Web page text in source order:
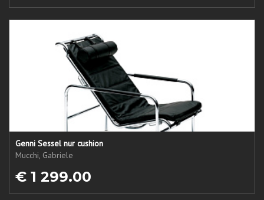
Genni Sessel nur cushion
Mucchi, Gabriele
€ 1 299.00